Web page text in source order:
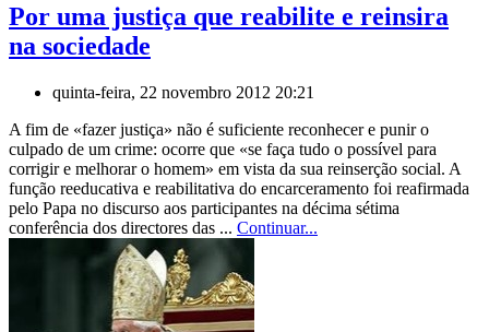
Por uma justiça que reabilite e reinsira
na sociedade
quinta-feira, 22 novembro 2012 20:21
A fim de «fazer justiça» não é suficiente reconhecer e punir o
culpado de um crime: ocorre que «se faça tudo o possível para
corrigir e melhorar o homem» em vista da sua reinserção social. A
função reeducativa e reabilitativa do encarceramento foi reafirmada
pelo Papa no discurso aos participantes na décima sétima
conferência dos directores das ... Continuar...